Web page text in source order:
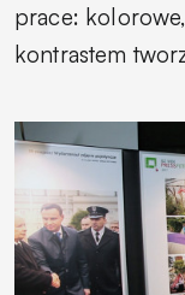
prace:
kontrastem